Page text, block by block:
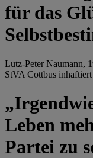
für das
Lutz-Peter Naumann,
StVA Cottbus inhaftiert
Leben
Partei zu